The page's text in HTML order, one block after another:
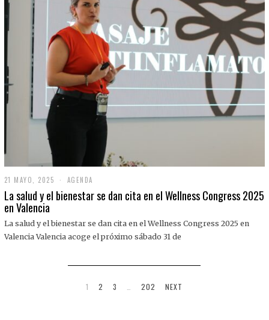
21 MAYO, 2025
1
M
O
,
AGENDA
La salud y el bienestar se dan cita en el Wellness Congress 2025
en Valencia
La salud y el bienestar se dan cita en el Wellness Congress 2025 en
Valencia Valencia acoge el próximo sábado 31 de
1 2 3 202 NEXT